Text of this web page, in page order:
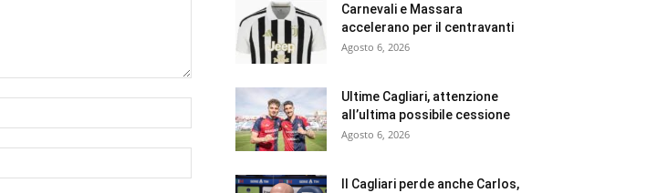
Carnevali e Massara
accelerano per il centravanti
Agosto 6, 2026
Ultime Cagliari, attenzione
all’ultima possibile cessione
Agosto 6, 2026
Il Cagliari perde anche Carlos,